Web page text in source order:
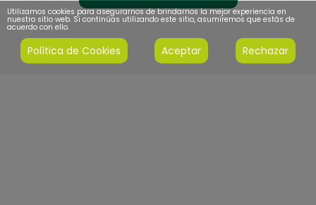
Utilizamos cookies para asegurarnos de brindarnos la mejor experiencia en
nuestro sitio web. Si continúas utilizando este sitio, asumiremos que estás de
acuerdo con ello.
Política de Cookies Aceptar Rechazar